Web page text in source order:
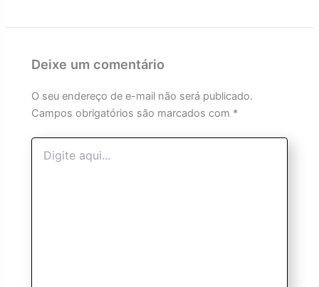
Deixe um comentário
O seu endereço de e-mail não será publicado.
Campos obrigatórios são marcados com *
Digite
aqui...